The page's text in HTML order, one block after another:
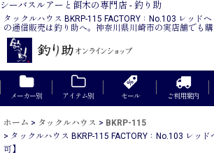
シーバスルアーと餌木の専門店 - 釣り助
タックルハウス BKRP-115 FACTORY：No.103 レッド
の通信販売は釣り助へ。神奈川県川崎市の実店舗でも購
メーカー別 アイテム別 セール ご利用案内
ホーム > タックルハウス > BKRP-115
> タックルハウス BKRP-115 FACTORY：No.103 レッ
可】